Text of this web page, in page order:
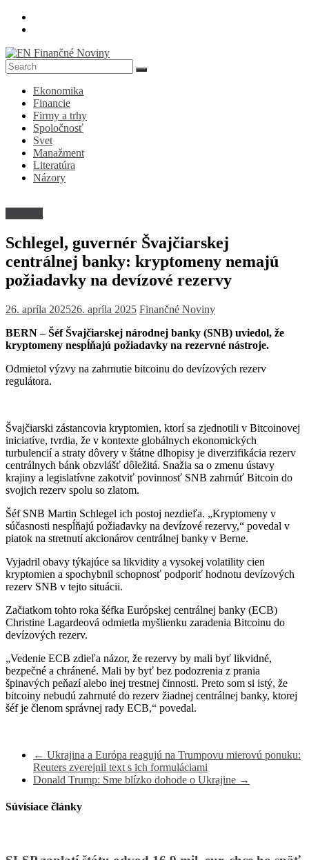
Skip
FN
Finančné
Noviny
Denník
ekonomike
spoločnosti
Ekonomika
Financie
Firmy a trhy
Spoločnosť
Svet
Manažment
Literatúra
Názory
Schlegel, guvernér Švajčiarskej
centrálnej banky: kryptomeny nemajú
požiadavky na devízové ​​rezervy
26. apríla 202526. apríla 2025 Finančné Noviny
BERN – Šéf Švajčiarskej národnej banky (SNB) uviedol, že
kryptomeny nespĺňajú požiadavky na rezervné nástroje.
Odmietol výzvy na zahrnutie bitcoinu do devízových rezerv
regulátora.
Švajčiarski zástancovia kryptomien, ktorí sa zjednotili v Bitcoinovej
iniciatíve, tvrdia, že v kontexte globálnych ekonomických
turbulencií a straty dôvery v štátne dlhopisy je diverzifikácia rezerv
centrálnych bánk obzvlášť dôležitá. Snažia sa o zmenu ústavy
krajiny a legislatívne zakotviť povinnosť SNB zahrnúť Bitcoin do
svojich rezerv spolu so zlatom.
Šéf SNB Martin Schlegel ich postoj nezdieľa. „Kryptomeny v
súčasnosti nespĺňajú požiadavky na devízové ​​rezervy,“ povedal v
piatok na stretnutí akcionárov centrálnej banky v Berne.
Vyjadril obavy týkajúce sa likvidity a vysokej volatility cien
kryptomien a spochybnil schopnosť podporiť hodnotu devízových
rezerv SNB v tejto situácii.
Začiatkom tohto roka šéfka Európskej centrálnej banky (ECB)
Christine Lagardeová odmietla myšlienku zaradenia Bitcoinu do
devízových rezerv.
„Vedenie ECB zdieľa názor, že rezervy by mali byť likvidné,
bezpečné a chránené. Mali by byť bez podozrenia z prania
špinavých peňazí alebo inej trestnej činnosti. Preto som si istý, že
bitcoiny nebudú zahrnuté do rezerv žiadnej centrálnej banky, ktorej
šéf je členom správnej rady ECB,“ povedal.
← Ukrajina a Európa reagujú na Trumpovu mierovú ponuku:
Reuters zverejnil text s ich formuláciami
Donald Trump: Sme blízko dohode o Ukrajine →
Súvisiace články